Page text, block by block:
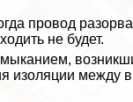
провод
не будет.
изоляции между